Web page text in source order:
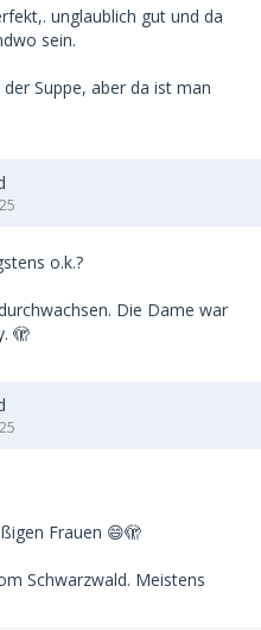
unglaublich gut und da
sein.
Suppe, aber da ist man
o.k.?
Die Dame war
🫣
Frauen 😄🫣
Schwarzwald. Meistens